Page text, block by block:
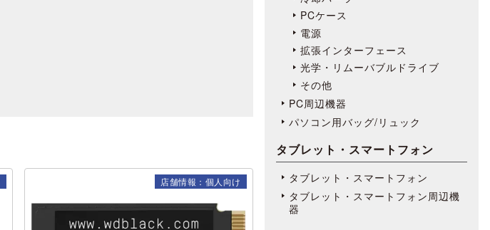
店舗情報：個人向け
PCケース
電源
拡張インターフェース
光学・リムーバブルドライブ
その他
PC周辺機器
パソコン用バッグ/リュック
タブレット・スマートフォン
タブレット・スマートフォン
タブレット・スマートフォン周辺機
器